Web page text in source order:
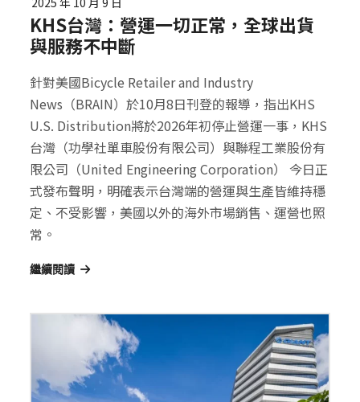
KHS台灣：營運一切正常，全球出貨
與服務不中斷
針對美國Bicycle Retailer and Industry
News（BRAIN）於10月8日刊登的報導，指出KHS
U.S. Distribution將於2026年初停止營運一事，KHS
台灣（功學社單車股份有限公司）與聯程工業股份有
限公司（United Engineering Corporation） 今日正
式發布聲明，明確表示台灣端的營運與生產皆維持穩
定、不受影響，美國以外的海外市場銷售、運營也照
常。
繼續閱讀